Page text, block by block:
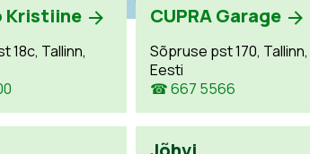
Kristiine
18c, Tallinn,
CUPRA Garage
Sõpruse pst 170, Tallinn,
Eesti
☎ 667 5566